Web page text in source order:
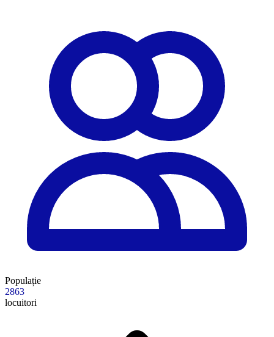
Populație
2863
locuitori